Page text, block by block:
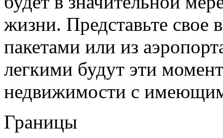
жизни. Представьте свое
пакетами или из
легкими будут эти
недвижимости с
Границы